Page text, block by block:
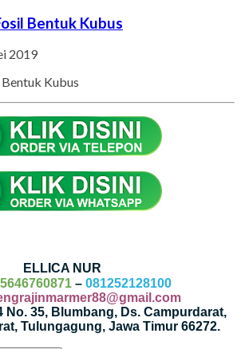
Bentuk Kubus
2019
Kubus
ELLICA NUR
– 081252128100
No. 35, Blumbang, Ds. Campurdarat,
Tulungagung, Jawa Timur 66272.